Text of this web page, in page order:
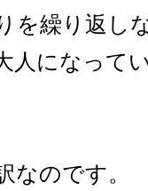
を繰り返し
人になって
なのです。